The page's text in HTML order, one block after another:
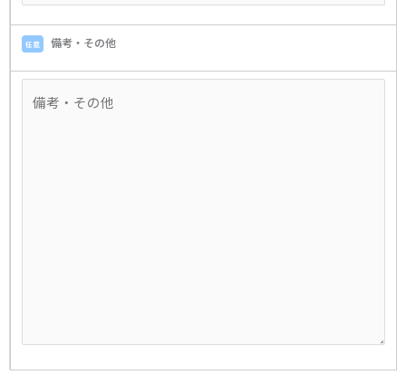
任意 備考・その他